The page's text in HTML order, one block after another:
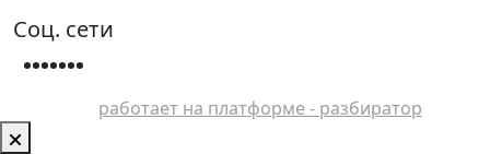
Соц. сети
работает на платформе - разбиратор